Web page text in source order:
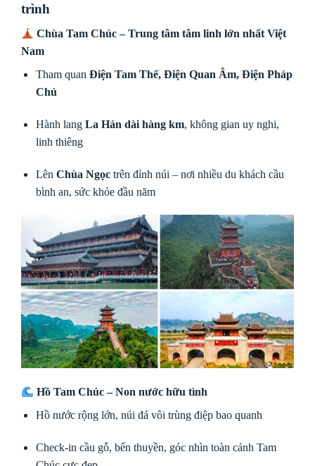
trình
Chùa Tam Chúc – Trung tâm tâm linh lớn nhất Việt
Nam
Tham quan Điện Tam Thế, Điện Quan Âm, Điện Pháp
Chủ
Hành lang La Hán dài hàng km, không gian uy nghi,
linh thiêng
Lên Chùa Ngọctrên đỉnh núi – nơi nhiều du khách cầu
bình an, sức khỏe đầu năm
Hồ Tam Chúc – Non nước hữu tình
Hồ nước rộng lớn, núi đá vôi trùng điệp bao quanh
Check-in cầu gỗ, bến thuyền, góc nhìn toàn cảnh Tam